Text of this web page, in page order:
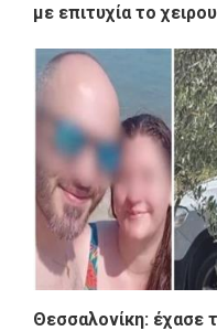
με επιτυχία το
Θεσσαλονίκη: